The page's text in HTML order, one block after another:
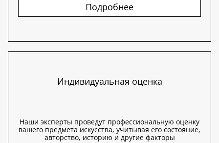
Подробнее
Индивидуальная оценка
Наши эксперты проведут профессиональную оценку
вашего предмета искусства, учитывая его состояние,
авторство, историю и другие факторы